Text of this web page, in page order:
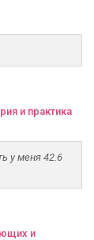
и практика
у меня 42.6
и